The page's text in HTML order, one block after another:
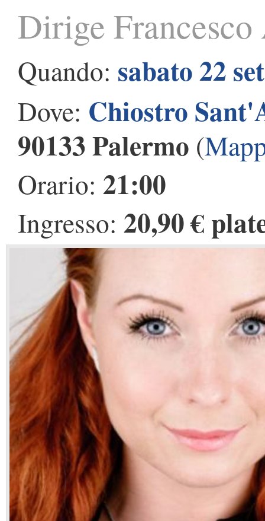
Dirige
Quando: sabato 22
Dove: Chiostro
90133 Palermo (
Orario: 21:00
Ingresso: 20,90 €